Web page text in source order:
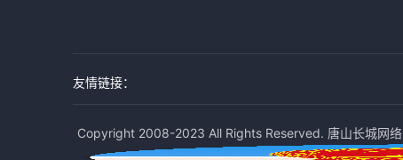
友情链接：
Copyright 2008-2023 All Rights Reserved. 唐山长城网络